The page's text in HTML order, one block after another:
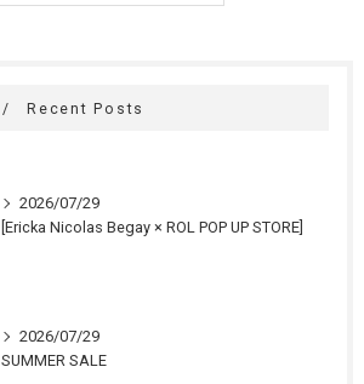
Recent Posts
2026/07/29
[Ericka Nicolas Begay × ROL POP UP STORE]
2026/07/29
SUMMER SALE